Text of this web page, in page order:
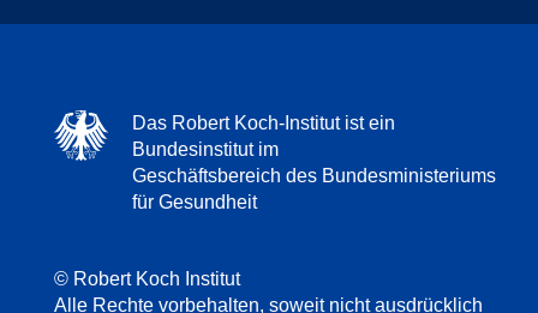
Das Robert Koch-Institut ist ein
Bundesinstitut im
Geschäftsbereich des Bundesministeriums
für Gesundheit
© Robert Koch Institut
Alle Rechte vorbehalten, soweit nicht ausdrücklich